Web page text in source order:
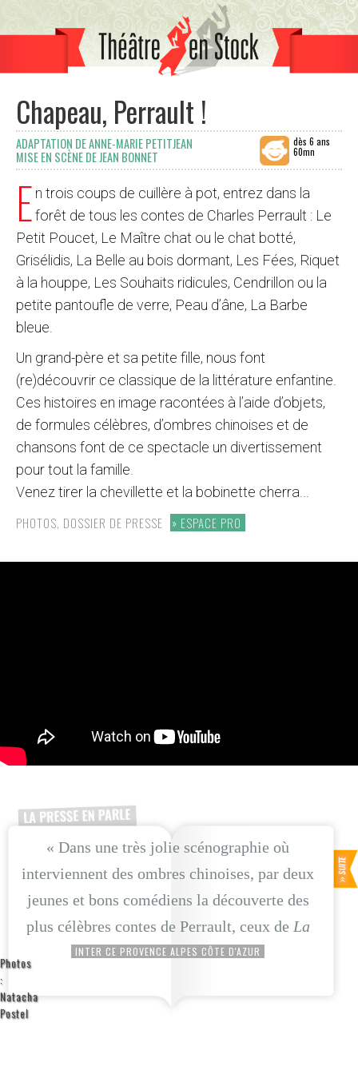
Chapeau, Perrault !
ADAPTATION DE ANNE-MARIE PETITJEAN
MISE EN SCÈNE DE JEAN BONNET
dès 6 ans
60mn
E n trois coups de cuillère à pot, entrez dans la
forêt de tous les contes de Charles Perrault : Le
Petit Poucet, Le Maître chat ou le chat botté,
Grisélidis, La Belle au bois dormant, Les Fées, Riquet
à la houppe, Les Souhaits ridicules, Cendrillon ou la
petite pantoufle de verre, Peau d’âne, La Barbe
bleue.
Un grand-père et sa petite fille, nous font
(re)découvrir ce classique de la littérature enfantine.
Ces histoires en image racontées à l’aide d’objets,
de formules célèbres, d’ombres chinoises et de
chansons font de ce spectacle un divertissement
pour tout la famille.
Venez tirer la chevillette et la bobinette cherra...
PHOTOS, DOSSIER DE PRESSE ESPACE PRO
« Dans une très jolie scénographie où
interviennent des ombres chinoises, par deux
jeunes et bons comédiens la découverte des
plus célèbres contes de Perrault, ceux de La
Mère L’Oye . C’est plein d’inventions et les
INTER CE PROVENCE ALPES CÔTE D'AZUR
«Les décors et les costumes sont beaux, la
mise en scène soignée et le texte très fidèle à
l’original. On se frotte aux ogres, princesses
Photos
:
Natacha
Postel